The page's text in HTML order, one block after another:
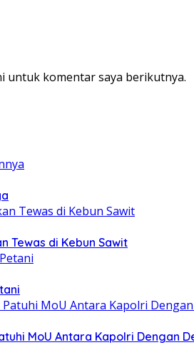
untuk komentar saya berikutnya.
Tewas di Kebun Sawit
MoU Antara Kapolri Dengan